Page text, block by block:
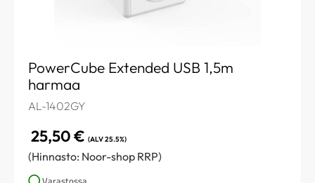
PowerCube Extended USB 1,5m
harmaa
AL-1402GY
25,50€ (ALV 25.5%)
(Hinnasto: Noor-shop RRP)